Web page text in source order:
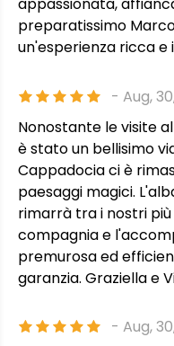
appassionata,
preparatissimo
un'esperienza ricca e
- Aug,
Nonostante le visite
è stato un bellisimo
Cappadocia ci è
paesaggi magici.
rimarrà tra i nostri
compagnia e
premurosa ed
garanzia. Graziella e
- Aug,